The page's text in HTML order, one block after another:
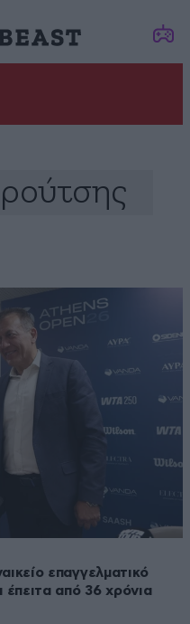
επαγγελματικό
έπειτα από 36 χρόνια